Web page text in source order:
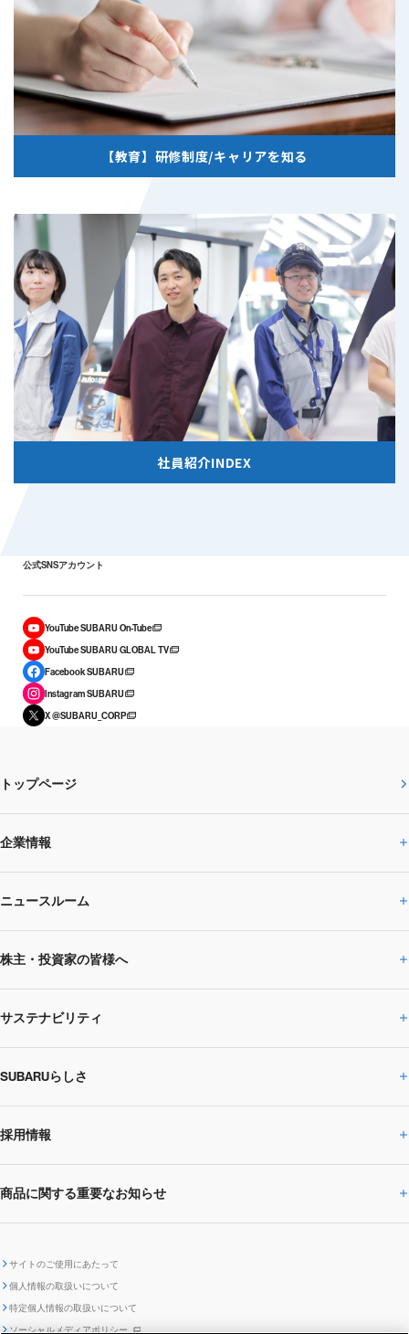
【教育】研修制度/キャリアを知る
社員紹介INDEX
公式SNSアカウント
YouTube SUBARU On-Tube
YouTube SUBARU GLOBAL TV
Facebook SUBARU
Instagram SUBARU
X @SUBARU_CORP
トップページ
企業情報
企業情報トップ
SUBARUのありたい姿
SUBARU 2025方針
事業所・関係会社
ニュースルーム
ニュースルームトップ
ニュースリリース
閉じる
株主・投資家の皆様へ
株主・投資家の皆様へトップ
企業・経営
IRライブラリー
株主・投資家サポート
IRカレンダー
ディスクロージャー
サステナビリティ
サステナビリティトップ
CEOサステナビリティ
環境
ガバナンス
SUBARUらしさ
SUBARUらしさトップ
SUBARUびと
SUBARUデザイン
採用情報
採用情報トップ
SUBARU Lab採用（中途）
商品に関する重要なお知らせ
SUBARU ハイブリッド車 レスキュ
ー時の取扱い
サイトのご使用にあたって
個人情報の取扱いについて
特定個人情報の取扱いについて
ソーシャルメディアポリシー